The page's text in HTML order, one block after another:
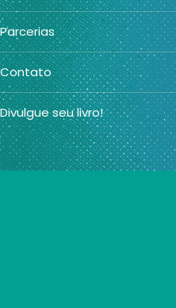
Parcerias
Contato
Divulgue seu livro!